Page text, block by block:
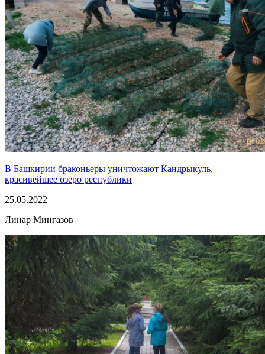
В Башкирии браконьеры уничтожают Кандрыкуль,
красивейшее озеро республики
25.05.2022
Линар Мингазов